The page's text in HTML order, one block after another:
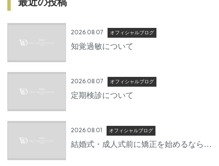
2026.08.07 オフィシャルブログ
知覚過敏について
2026.08.07 オフィシャルブログ
定期検診について
2026.08.01 オフィシャルブログ
結婚式・成人式前に矯正を始めるならい